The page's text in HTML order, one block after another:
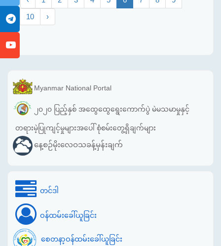
10 ›
Myanmar National Portal
၂၀၂၀ ပြည့်နှစ် အထွေထွေရွေးကောက်ပွဲ မဲမသမာမှုနှင့်
တရားမဲ့ပြုကျင့်မှုများအပေါ် စုံစမ်းတွေ့ရှိချက်များ
နေ့စဉ်မိုးလေဝသခန့်မှန်းချက်
တင်ဒါ
ဝန်ထမ်းခေါ်ယူခြင်း
စေတနာ့ဝန်ထမ်းခေါ်ယူခြင်း